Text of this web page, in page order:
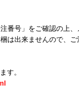
番号」をご確認の上
は出来ませんので、ご
す。